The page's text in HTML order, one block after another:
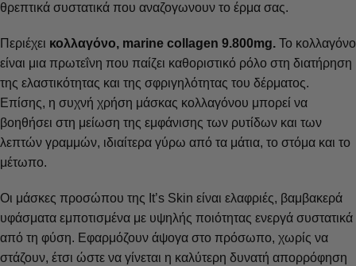
θρεπτικά συστατικά που αναζογωνουν το έρμα σας.
Περιέχει κολλαγόνο, marine collagen 9.800mg. Το κολλαγόνο
είναι μια πρωτεΐνη που παίζει καθοριστικό ρόλο στη διατήρηση
της ελαστικότητας και της σφριγηλότητας του δέρματος.
Επίσης, η συχνή χρήση μάσκας κολλαγόνου μπορεί να
βοηθήσει στη μείωση της εμφάνισης των ρυτίδων και των
λεπτών γραμμών, ιδιαίτερα γύρω από τα μάτια, το στόμα και το
μέτωπο.
Οι μάσκες προσώπου της It’s Skin είναι ελαφριές, βαμβακερά
υφάσματα εμποτισμένα με υψηλής ποιότητας ενεργά συστατικά
από τη φύση. Εφαρμόζουν άψογα στο πρόσωπο, χωρίς να
στάζουν, έτσι ώστε να γίνεται η καλύτερη δυνατή απορρόφηση